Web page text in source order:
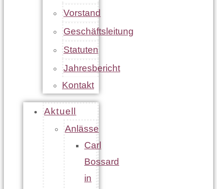
Vorstand
Geschäftsleitung
Statuten
Jahresbericht
Kontakt
Aktuell
Anlässe
Carl
Bossard
in